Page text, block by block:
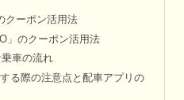
クーポン活用法
」のクーポン活用法
車の流れ
る際の注意点と配車アプリの